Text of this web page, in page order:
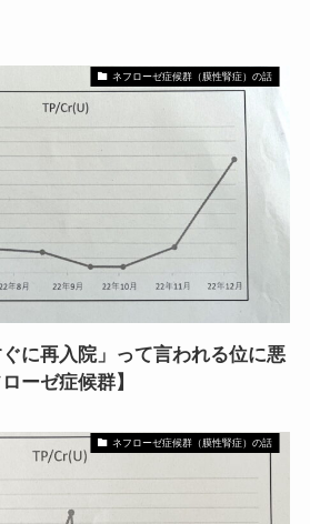
ネフローゼ症候群（膜性腎症）の話
に再入院」って言われる位に悪
ーゼ症候群】
ネフローゼ症候群（膜性腎症）の話